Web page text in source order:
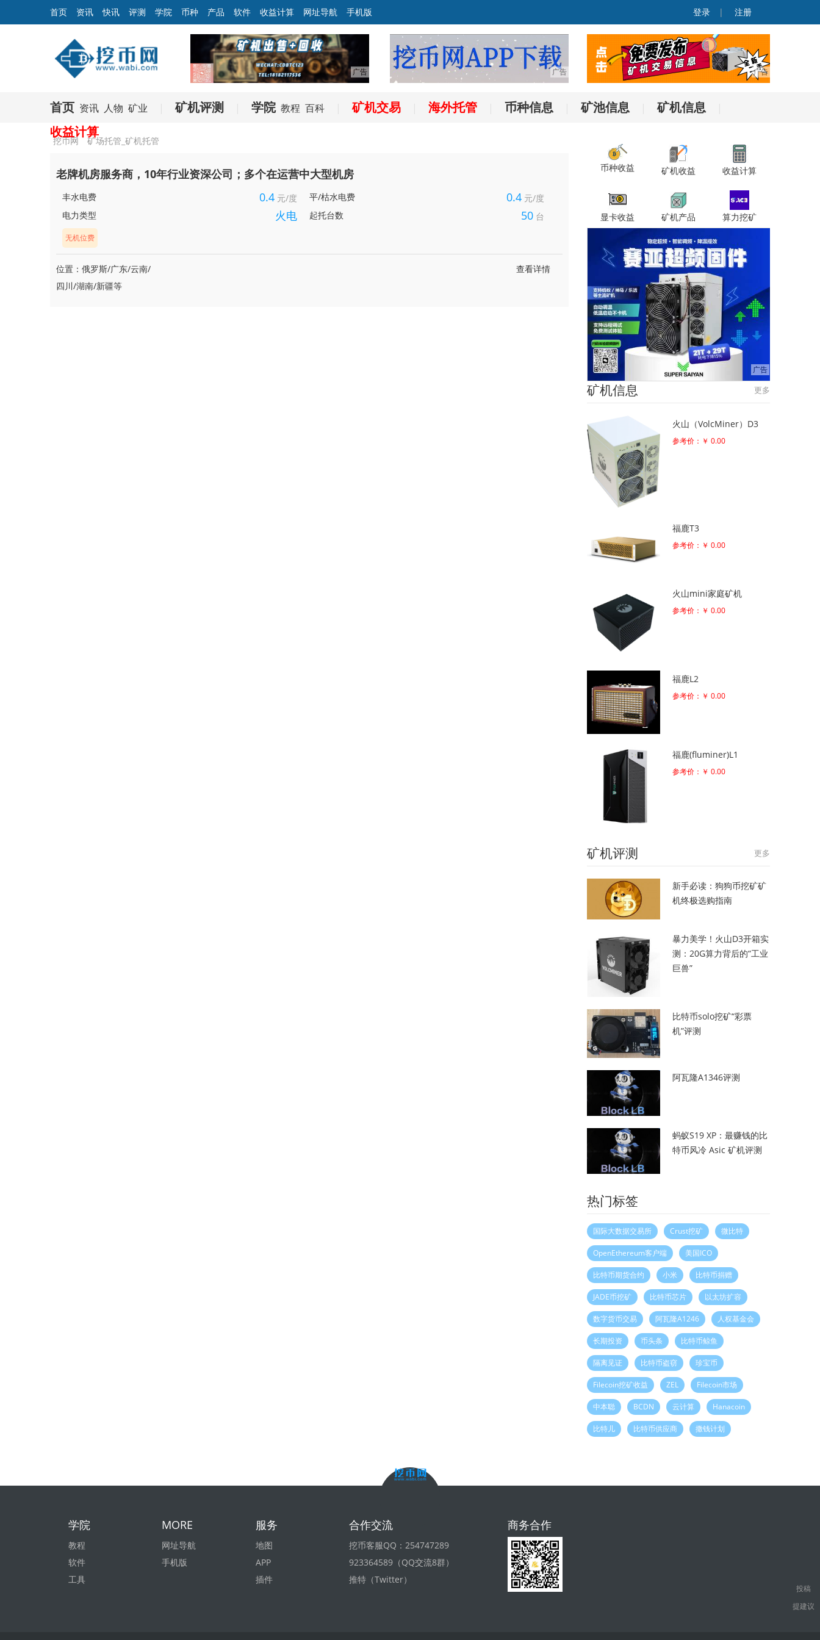
首页 资讯 快讯 评测 学院 币种 产品 软件 收益计算 网址导航 手机版 登录 | 注册
首页 资讯 人物 矿业 矿机评测 学院 教程 百科 矿机交易 海外托管 币种信息 矿池信息 矿机信息
收益计算
挖币网 矿场托管_矿机托管
老牌机房服务商，10年行业资深公司；多个在运营中大型机房
丰水电费 0.4 元/度 平/枯水电费 0.4 元/度
电力类型
火电 起托台数 50 台
无机位费
位置：俄罗斯/广东/云南/
四川/湖南/新疆等
查看详情
币种收益 矿机收益 收益计算
显卡收益 矿机产品 算力挖矿
更多
矿机信息
火山（VolcMiner）D3
参考价：￥ 0.00
福鹿T3
参考价：￥ 0.00
火山mini家庭矿机
参考价：￥ 0.00
福鹿L2
参考价：￥ 0.00
福鹿(fluminer)L1
参考价：￥ 0.00
更多
矿机评测
新手必读：狗狗币挖矿矿
机终极选购指南
暴力美学！火山D3开箱实
测：20G算力背后的“工业
巨兽”
比特币solo挖矿“彩票
机”评测
阿瓦隆A1346评测
蚂蚁S19 XP：最赚钱的比
特币风冷 Asic 矿机评测
热门标签
国际大数据交易所 Crust挖矿 微比特
OpenEthereum客户端 美国ICO
比特币期货合约 小米 比特币捐赠
JADE币挖矿 比特币芯片 以太坊扩容
数字货币交易 阿瓦隆A1246 人权基金会
长期投资 币头条 比特币鲸鱼
隔离见证 比特币盗窃 珍宝币
Filecoin挖矿收益 ZEL Filecoin市场
中本聪 BCDN 云计算 Hanacoin
比特儿 比特币供应商 撒钱计划
学院
教程
软件
工具
MORE
网址导航
手机版
服务
地图
APP
插件
合作交流
挖币客服QQ：254747289
923364589（QQ交流8群）
推特（Twitter）
商务合作
投稿
提建议